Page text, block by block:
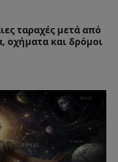
ταραχές μετά από
οχήματα και δρόμοι